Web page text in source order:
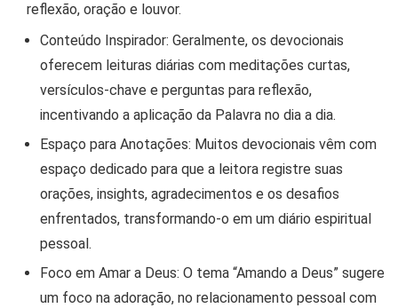
reflexão, oração e louvor.
Conteúdo Inspirador: Geralmente, os devocionais
oferecem leituras diárias com meditações curtas,
versículos-chave e perguntas para reflexão,
incentivando a aplicação da Palavra no dia a dia.
Espaço para Anotações: Muitos devocionais vêm com
espaço dedicado para que a leitora registre suas
orações, insights, agradecimentos e os desafios
enfrentados, transformando-o em um diário espiritual
pessoal.
Foco em Amar a Deus: O tema “Amando a Deus” sugere
um foco na adoração, no relacionamento pessoal com